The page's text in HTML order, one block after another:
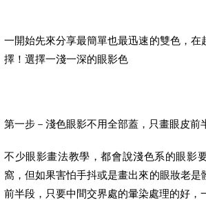
一開始先來分享最簡單也最迅速的雙色，在
擇！選擇一淺一深的眼影色
第一步－淺色眼影不用全部蓋，只畫眼皮前
不少眼影畫法教學，都會說淺色系的眼影
窩，但如果害怕手抖或是畫出來的眼妝老是
前半段，只要中間交界處的暈染處理的好，